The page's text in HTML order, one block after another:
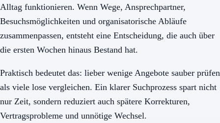
Alltag funktionieren. Wenn Wege, Ansprechpartner,
Besuchsmöglichkeiten und organisatorische Abläufe
zusammenpassen, entsteht eine Entscheidung, die auch über
die ersten Wochen hinaus Bestand hat.
Praktisch bedeutet das: lieber wenige Angebote sauber prüfen
als viele lose vergleichen. Ein klarer Suchprozess spart nicht
nur Zeit, sondern reduziert auch spätere Korrekturen,
Vertragsprobleme und unnötige Wechsel.